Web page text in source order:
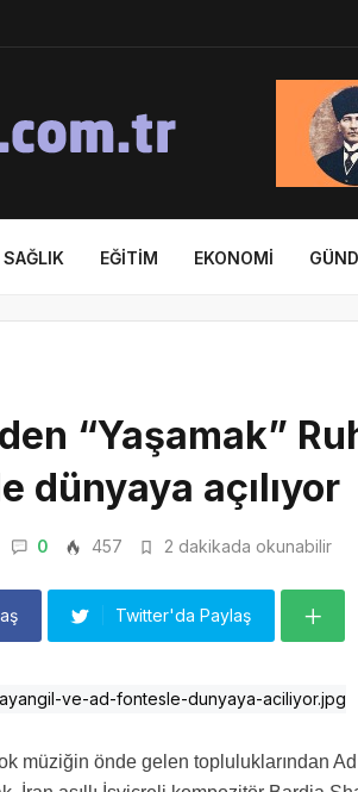
SAĞLIK EĞITIM EKONOMI
“Yaşamak”
dünyaya açılıyor
0 457 2 dakikada okunabilir
Twitter'da Paylaş
müziğin önde gelen topluluklarından